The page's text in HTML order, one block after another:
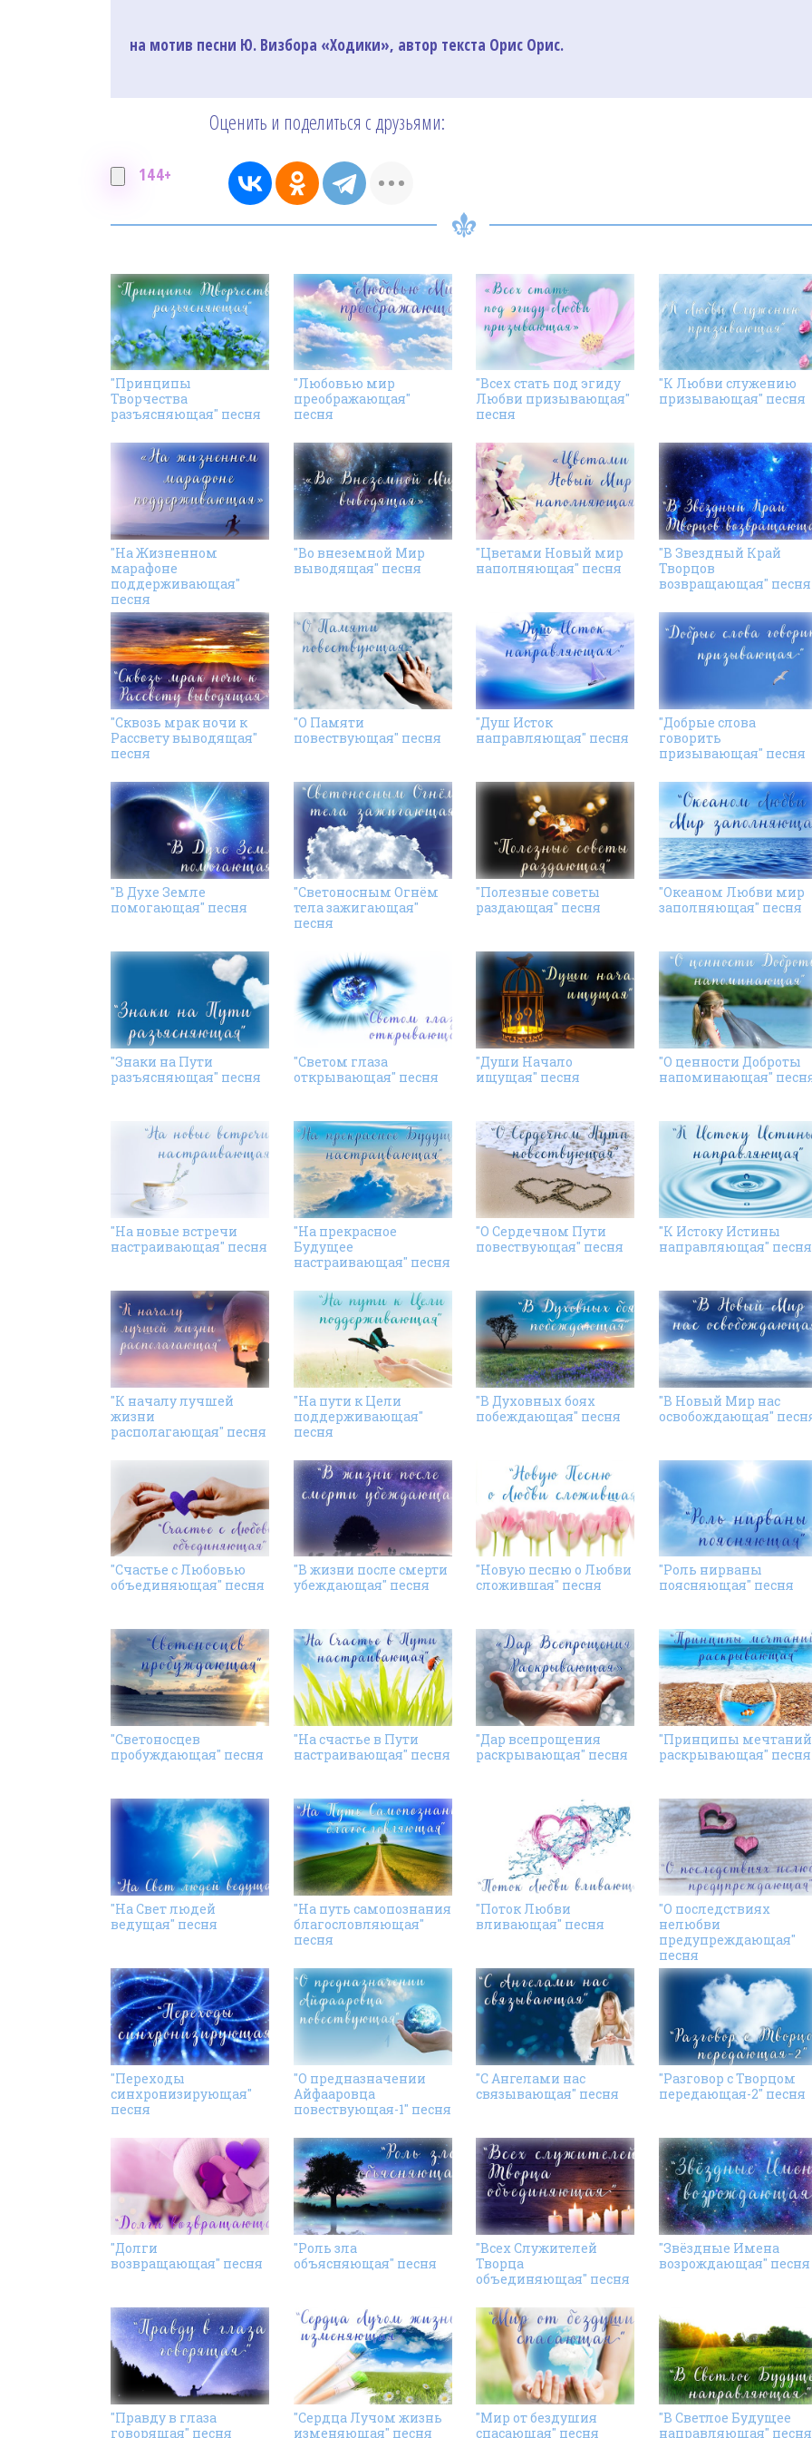
на мотив песни Ю. Визбора «Ходики», автор текста Орис Орис.
144+
Оценить и поделиться с друзьями:
"Принципы
Творчества
разъясняющая" песня
"Любовью мир
преображающая"
песня
"Всех стать под эгиду
Любви призывающая"
песня
"К Любви служению
призывающая" песня
"На Жизненном
марафоне
поддерживающая"
песня
"Во внеземной Мир
выводящая" песня
"Цветами Новый мир
наполняющая" песня
"В Звездный Край
Творцов
возвращающая" песня
"Сквозь мрак ночи к
Рассвету выводящая"
песня
"О Памяти
повествующая" песня
"Душ Исток
направляющая" песня
"Добрые слова
говорить
призывающая" песня
"В Духе Земле
помогающая" песня
"Светоносным Огнём
тела зажигающая"
песня
"Полезные советы
раздающая" песня
"Океаном Любви мир
заполняющая" песня
"Знаки на Пути
разъясняющая" песня
"Светом глаза
открывающая" песня
"Души Начало
ищущая" песня
"О ценности Доброты
напоминающая"
"На новые встречи
настраивающая" песня
"На прекрасное
Будущее
настраивающая" песня
"О Сердечном Пути
повествующая" песня
"К Истоку Истины
направляющая" песня
"К началу лучшей
жизни
располагающая" песня
"На пути к Цели
поддерживающая"
песня
"В Духовных боях
побеждающая" песня
"В Новый Мир нас
освобождающая"
"Счастье с Любовью
объединяющая" песня
"В жизни после смерти
убеждающая" песня
"Новую песню о Любви
сложившая" песня
"Роль нирваны
поясняющая" песня
"Светоносцев
пробуждающая" песня
"На счастье в Пути
настраивающая" песня
"Дар всепрощения
раскрывающая" песня
"Принципы мечтаний
раскрывающая" песня
"На Свет людей
ведущая" песня
"На путь самопознания
благословляющая"
песня
"Поток Любви
вливающая" песня
"О последствиях
нелюбви
предупреждающая"
песня
"Переходы
синхронизирующая"
песня
"О предназначении
Айфааровца
повествующая-1" песня
"С Ангелами нас
связывающая" песня
"Разговор с Творцом
передающая-2" песня
"Долги
возвращающая" песня
"Роль зла
объясняющая" песня
"Всех Cлужителей
Творца
объединяющая" песня
"Звёздные Имена
возрождающая" песня
"Правду в глаза
говорящая" песня
"Сердца Лучом жизнь
изменяющая" песня
"Мир от бездушия
спасающая" песня
"В Cветлое Будущее
направляющая" песня